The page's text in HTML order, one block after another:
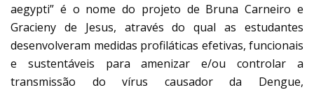
aegypti” é o nome do projeto de Bruna Carneiro e
Gracieny de Jesus, através do qual as estudantes
desenvolveram medidas profiláticas efetivas, funcionais
e sustentáveis para amenizar e/ou controlar a
transmissão do vírus causador da Dengue,